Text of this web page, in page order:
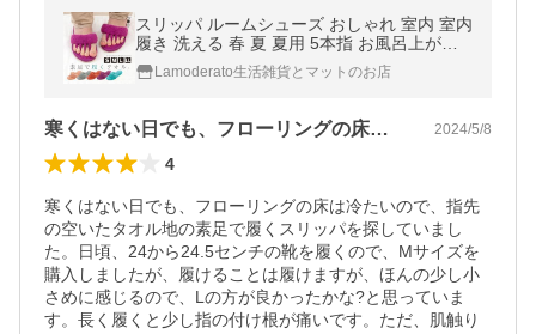
スリッパ ルームシューズ おしゃれ 室内 室内
履き 洗える 春 夏 夏用 5本指 お風呂上がり
タオル地 メンズ レディース SDS ルポ Hana
o センコー
Lamoderato生活雑貨とマットのお店
寒くはない日でも、フローリングの床は冷… 2024/5/8
4
寒くはない日でも、フローリングの床は冷たいので、指先
の空いたタオル地の素足で履くスリッパを探していまし
た。日頃、24から24.5センチの靴を履くので、Mサイズを
購入しましたが、履けることは履けますが、ほんの少し小
さめに感じるので、Lの方が良かったかな?と思っていま
す。長く履くと少し指の付け根が痛いです。ただ、肌触り